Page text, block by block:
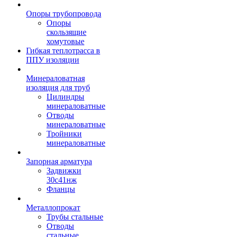
Опоры трубопровода
Опоры
скользящие
хомутовые
Гибкая теплотрасса в
ППУ изоляции
Минераловатная
изоляция для труб
Цилиндры
минераловатные
Отводы
минераловатные
Тройники
минераловатные
Запорная арматура
Задвижки
30с41нж
Фланцы
Металлопрокат
Трубы стальные
Отводы
стальные